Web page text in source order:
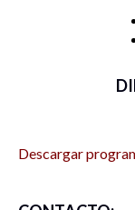
Descargar